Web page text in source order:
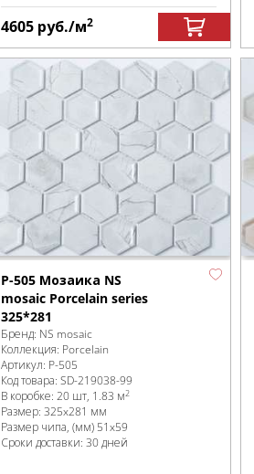
4605 руб./м2
P-505 Мозаика NS
mosaic Porcelain series
325*281
Бренд: NS mosaic
Коллекция: Porcelain
Артикул: P-505
Код товара: SD-219038-99
В коробке: 20 шт, 1.83 м2
Размер: 325x281 мм
Размер чипа, (мм) 51x59
Сроки доставки: 30 дней